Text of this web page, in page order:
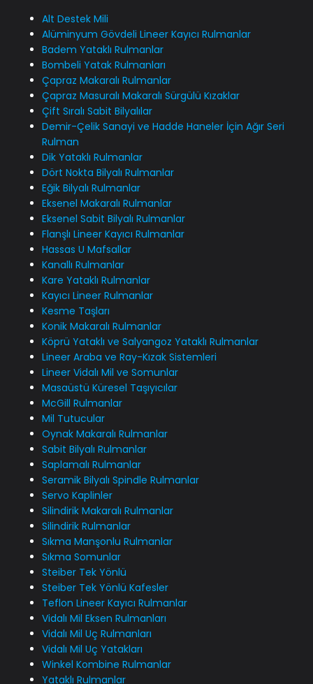
Alt Destek Mili
Alüminyum Gövdeli Lineer Kayıcı Rulmanlar
Badem Yataklı Rulmanlar
Bombeli Yatak Rulmanları
Çapraz Makaralı Rulmanlar
Çapraz Masuralı Makaralı Sürgülü Kızaklar
Çift Sıralı Sabit Bilyalılar
Demir-Çelik Sanayi ve Hadde Haneler İçin Ağır Seri
Rulman
Dik Yataklı Rulmanlar
Dört Nokta Bilyalı Rulmanlar
Eğik Bilyalı Rulmanlar
Eksenel Makaralı Rulmanlar
Eksenel Sabit Bilyalı Rulmanlar
Flanşlı Lineer Kayıcı Rulmanlar
Hassas U Mafsallar
Kanallı Rulmanlar
Kare Yataklı Rulmanlar
Kayıcı Lineer Rulmanlar
Kesme Taşları
Konik Makaralı Rulmanlar
Köprü Yataklı ve Salyangoz Yataklı Rulmanlar
Lineer Araba ve Ray-Kızak Sistemleri
Lineer Vidalı Mil ve Somunlar
Masaüstü Küresel Taşıyıcılar
McGill Rulmanlar
Mil Tutucular
Oynak Makaralı Rulmanlar
Sabit Bilyalı Rulmanlar
Saplamalı Rulmanlar
Seramik Bilyalı Spindle Rulmanlar
Servo Kaplinler
Silindirik Makaralı Rulmanlar
Silindirik Rulmanlar
Sıkma Manşonlu Rulmanlar
Sıkma Somunlar
Steiber Tek Yönlü
Steiber Tek Yönlü Kafesler
Teflon Lineer Kayıcı Rulmanlar
Vidalı Mil Eksen Rulmanları
Vidalı Mil Uç Rulmanları
Vidalı Mil Uç Yatakları
Winkel Kombine Rulmanlar
Yataklı Rulmanlar